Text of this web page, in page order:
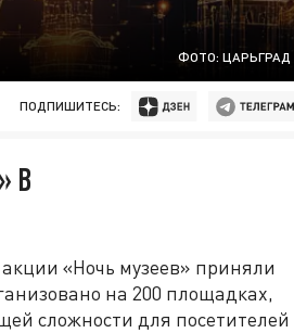
ФОТО: ЦАРЬГРАД
ПОДПИШИТЕСЬ:
В
«Ночь музеев» приняли
на 200 площадках,
сложности для посетителей